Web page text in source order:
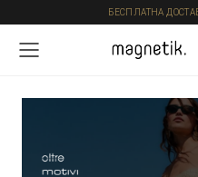
БЕСПЛАТНА